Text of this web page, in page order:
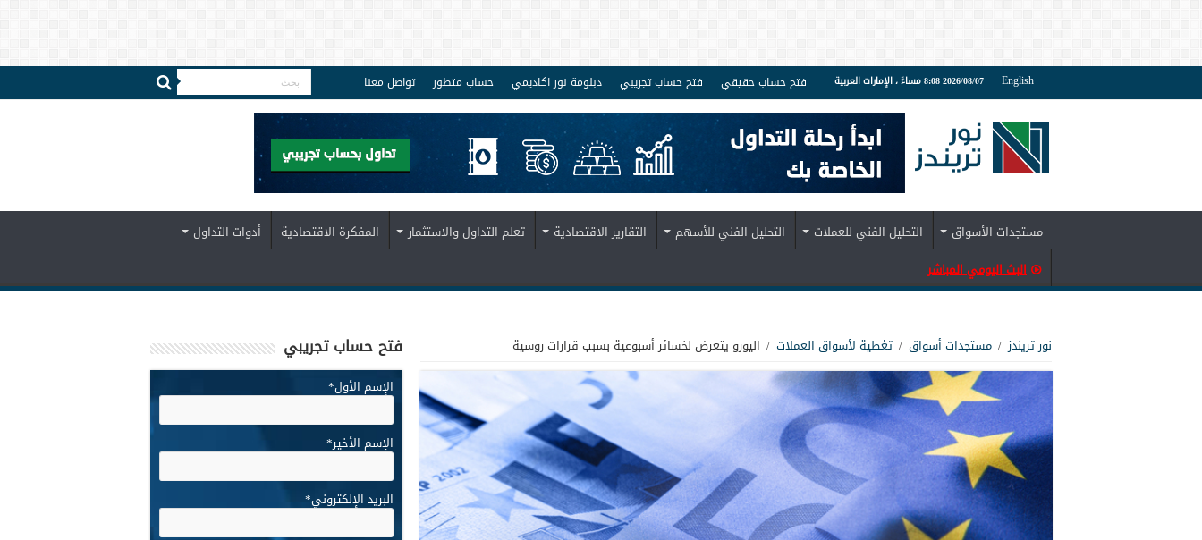
English 2026/08/07 8:08 مساءً ، الإمارات العربية فتح حساب حقيقي فتح حساب تجريبي دبلومة نور اكاديمي حساب متطور تواصل معنا
مستجدات الأسواق التحليل الفني للعملات التحليل الفني للأسهم التقارير الاقتصادية تعلم التداول والاستثمار المفكرة الاقتصادية
أدوات التداول
البث اليومي المباشر
نور تريندز / مستجدات أسواق / تغطية لأسواق العملات / اليورو يتعرض لخسائر أسبوعية بسبب قرارات روسية فتح حساب تجريبي
الإسم الأول*
الإسم الأخير*
البريد الإلكتروني*